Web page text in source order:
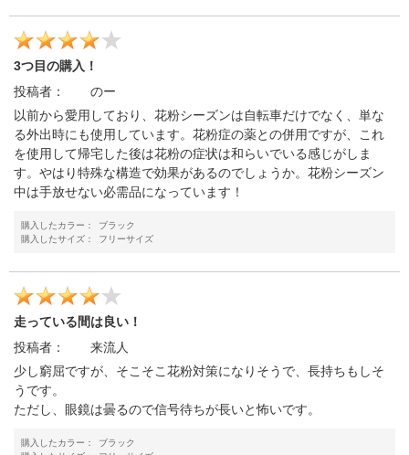
3つ目の購入！
投稿者：
のー
以前から愛用しており、花粉シーズンは自転車だけでなく、単な
る外出時にも使用しています。花粉症の薬との併用ですが、これ
を使用して帰宅した後は花粉の症状は和らいでいる感じがしま
す。やはり特殊な構造で効果があるのでしょうか。花粉シーズン
中は手放せない必需品になっています！
購入したカラー：
ブラック
購入したサイズ：
フリーサイズ
走っている間は良い！
投稿者：
来流人
少し窮屈ですが、そこそこ花粉対策になりそうで、長持ちもしそ
うです。
ただし、眼鏡は曇るので信号待ちが長いと怖いです。
購入したカラー：
ブラック